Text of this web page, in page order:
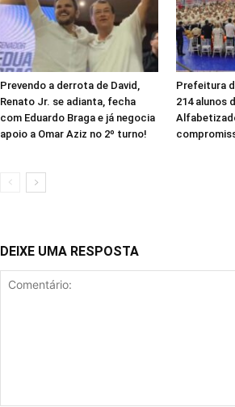
Prevendo a derrota de David,
Renato Jr. se adianta, fecha
com Eduardo Braga e já negocia
apoio a Omar Aziz no 2º turno!
Prefeitura
214 alunos
DEIXE UMA RESPOSTA